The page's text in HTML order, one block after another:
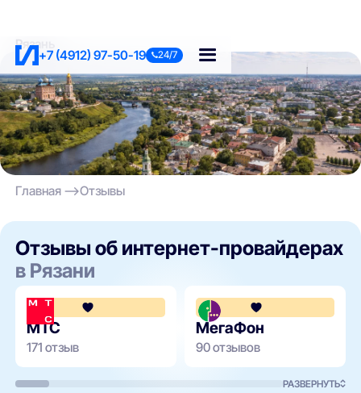
+7 (4912) 97-50-19 24/7
Рязань
Главная Отзывы
Отзывы об интернет-провайдерах
в Рязани
4.1
МТС
171 отзыв
МегаФон
90 отзывов
РАЗВЕРНУТЬ